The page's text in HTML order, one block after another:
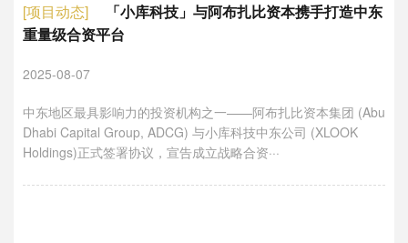
[项目动态]
「小库科技」与阿布扎比资本携手打造中东
重量级合资平台
2025-08-07
中东地区最具影响力的投资机构之一——阿布扎比资本集团 (Abu
Dhabi Capital Group, ADCG) 与小库科技中东公司 (XLOOK
Holdings)正式签署协议，宣告成立战略合资···